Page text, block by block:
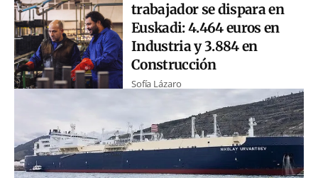
trabajador se dispara en
Euskadi: 4.464 euros en
Industria y 3.884 en
Construcción
Sofía Lázaro